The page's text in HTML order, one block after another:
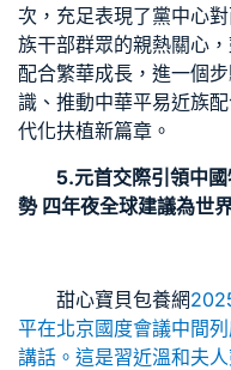
次，充足表現了黨中心
族干部群眾的親熱關心
配合繁華成長，進一個
識、推動中華平易近族
代化扶植新篇章。
5.元首交際引領中
勢 四年夜全球建議為世
甜心寶貝包養網
平在北京國度會議中間
講話。這是習近溫和夫